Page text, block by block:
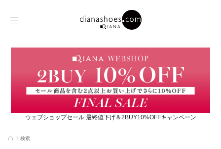
ウェブショップセール 最終値下げ＆2BUY10%OFFキャンペーン
検索